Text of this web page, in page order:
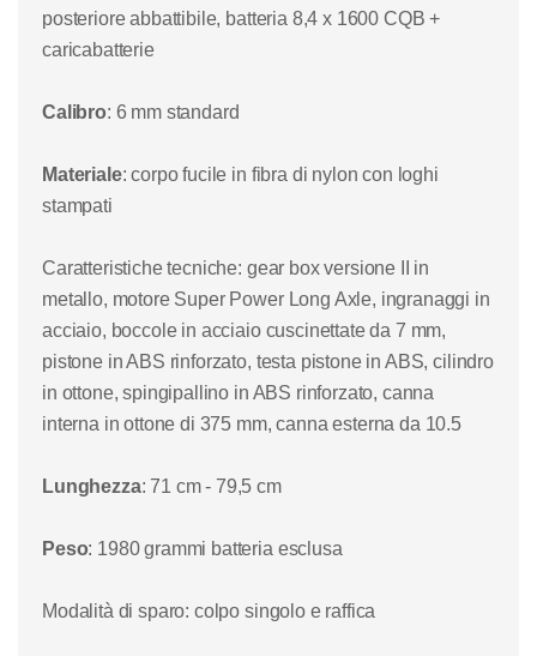
posteriore abbattibile, batteria 8,4 x 1600 CQB +
caricabatterie
Calibro: 6 mm standard
Materiale: corpo fucile in fibra di nylon con loghi
stampati
Caratteristiche tecniche: gear box versione II in
metallo, motore Super Power Long Axle, ingranaggi in
acciaio, boccole in acciaio cuscinettate da 7 mm,
pistone in ABS rinforzato, testa pistone in ABS, cilindro
in ottone, spingipallino in ABS rinforzato, canna
interna in ottone di 375 mm, canna esterna da 10.5
Lunghezza: 71 cm - 79,5 cm
Peso: 1980 grammi batteria esclusa
Modalità di sparo: colpo singolo e raffica